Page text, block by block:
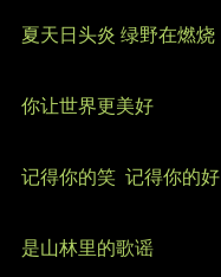
夏天日头炎 绿野在燃烧
你让世界更美好
记得你的笑 记得你的好
是山林里的歌谣